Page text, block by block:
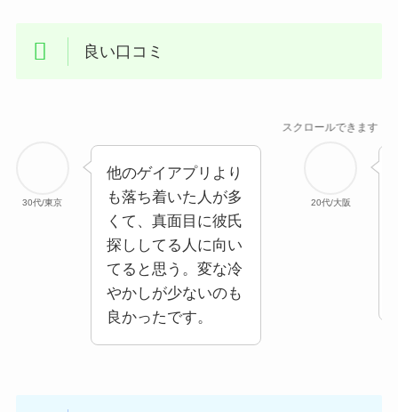
良い口コミ
スクロールできます
30代/東京
他のゲイアプリより
も落ち着いた人が多
くて、真面目に彼氏
探ししてる人に向い
てると思う。変な冷
やかしが少ないのも
良かったです。
20代/大阪